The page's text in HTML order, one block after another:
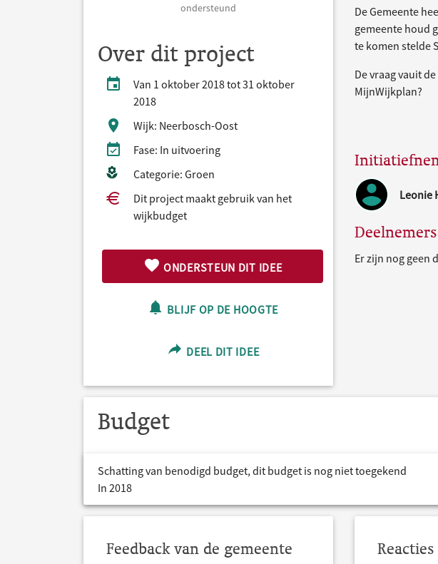
ondersteund
Over dit project
Van 1 oktober 2018 tot 31 oktober
2018
Wijk: Neerbosch-Oost
Fase: In uitvoering
Categorie: Groen
Dit project maakt gebruik van het
wijkbudget
ONDERSTEUN DIT IDEE
BLIJF OP DE HOOGTE
DEEL DIT IDEE
De Gemeente
gemeente houd
te komen stelde
De vraag vauit
MijnWijkplan?
Leonie
Deelnemers
Er zijn nog geen
Budget
Schatting van benodigd budget, dit budget is nog niet toegekend
In 2018
Feedback van de gemeente Reacties